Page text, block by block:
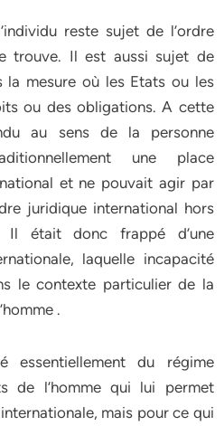
reste sujet de l’ordre
trouve. Il est aussi sujet de
la mesure où les Etats ou les
ou des obligations. A cette
au sens de la personne
une place
et ne pouvait agir par
juridique international hors
était donc frappé d’une
laquelle incapacité
le contexte particulier de la
.
du régime
de l’homme qui lui permet
mais pour ce qui